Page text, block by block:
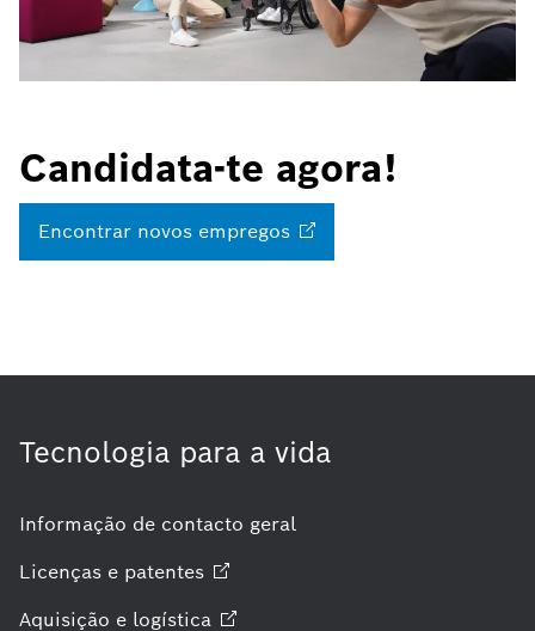
Candidata-te agora!
Encontrar novos empregos
Tecnologia para a vida
Informação de contacto geral
Licenças e patentes
Aquisição e logística